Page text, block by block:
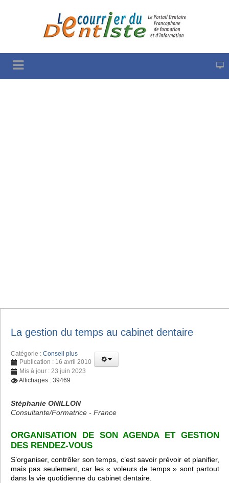
La gestion du temps au cabinet dentaire
Catégorie : Conseil plus
Publication : 16 avril 2010
Mis à jour : 23 juin 2023
Affichages : 39469
Stéphanie ONILLON
Consultante/Formatrice - France
ORGANISATION DE SON AGENDA ET GESTION
DES RENDEZ-VOUS
S’organiser, contrôler son temps, c’est savoir prévoir et planifier,
mais pas seulement, car les « voleurs de temps » sont partout
dans la vie quotidienne du cabinet dentaire.